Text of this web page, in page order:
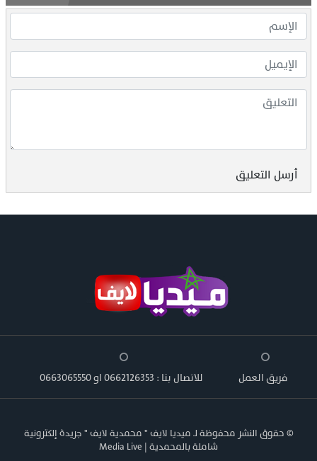
أرسل التعليق
فريق العمل للاتصال بنا : 0662126353 او 0663065550
© حقوق النشر محفوظة لـ ميديا لايف " محمدية لايف " جريدة إلكترونية
شاملة بالمحمدية | Media Live